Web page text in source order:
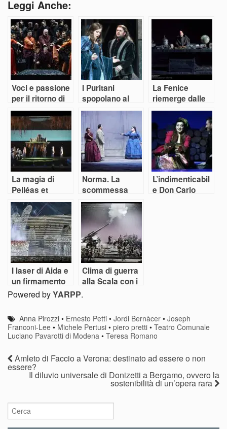
Leggi Anche:
Voci e passione
per il ritorno di
Ernani alla
Fenice
I Puritani
spopolano al
Pavarotti di
Modena
La Fenice
riemerge dalle
acque con un
trionfante Don
Carlo
La magia di
Pelléas et
Melisande
conquista i
teatri emiliani
Norma. La
scommessa
vinta dei teatri
emiliani
L’indimenticabil
e Don Carlo
I laser di Aida e
un firmamento
di stelle
illuminano il
centenario
dell’Arena di
Verona
Clima di guerra
alla Scala con i
Powered byYARPP.
Anna Pirozzi • Ernesto Petti •Jordi Bernàcer •Joseph
Franconi-Lee • Michele Pertusi • piero pretti • Teatro Comunale
Luciano Pavarotti di Modena • Teresa Romano
Amleto di Faccio a Verona: destinato ad essere o non
essere?
Il diluvio universale di Donizetti a Bergamo, ovvero la
sostenibilità di un’opera rara